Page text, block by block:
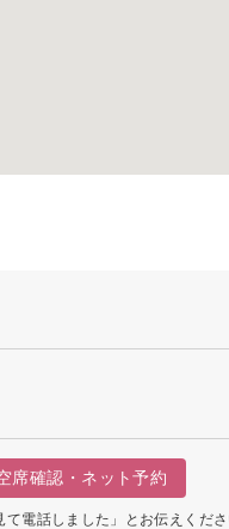
席確認・ネット予約
電話しました」とお伝えくだ